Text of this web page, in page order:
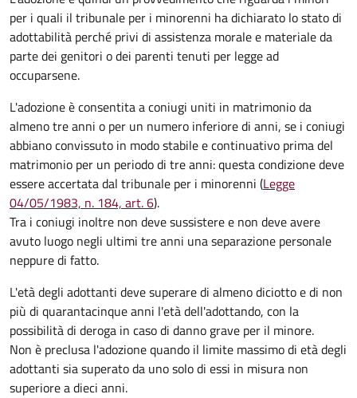
per i quali il tribunale per i minorenni ha dichiarato lo stato di
adottabilità perché privi di assistenza morale e materiale da
parte dei genitori o dei parenti tenuti per legge ad
occuparsene.
L'adozione è consentita a coniugi uniti in matrimonio da
almeno tre anni o per un numero inferiore di anni, se i coniugi
abbiano convissuto in modo stabile e continuativo prima del
matrimonio per un periodo di tre anni: questa condizione deve
essere accertata dal tribunale per i minorenni (Legge
04/05/1983, n. 184, art. 6).
Tra i coniugi inoltre non deve sussistere e non deve avere
avuto luogo negli ultimi tre anni una separazione personale
neppure di fatto.
L'età degli adottanti deve superare di almeno diciotto e di non
più di quarantacinque anni l'età dell'adottando, con la
possibilità di deroga in caso di danno grave per il minore.
Non è preclusa l'adozione quando il limite massimo di età degli
adottanti sia superato da uno solo di essi in misura non
superiore a dieci anni.